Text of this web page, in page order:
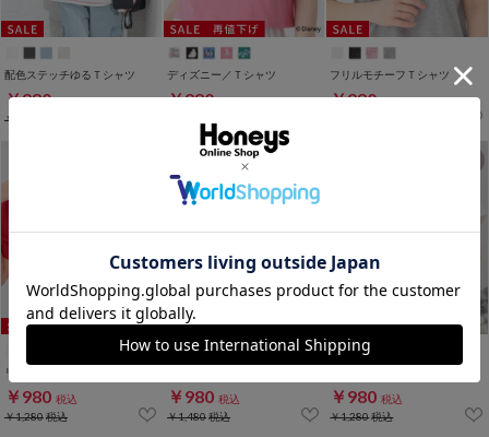
配色ステッチゆるＴシャツ
￥980 税込
￥1,480
ディズニー／Ｔシャツ
￥980 税込
フリルモチーフＴシャツ
￥980 税込
リボンプリントＴシャツ
￥980 税込
￥1,280税込
￥980 税込
￥1,480税込
￥980 税込
￥1,280税込